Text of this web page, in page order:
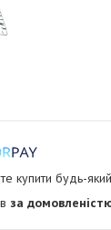
купити будь-
за